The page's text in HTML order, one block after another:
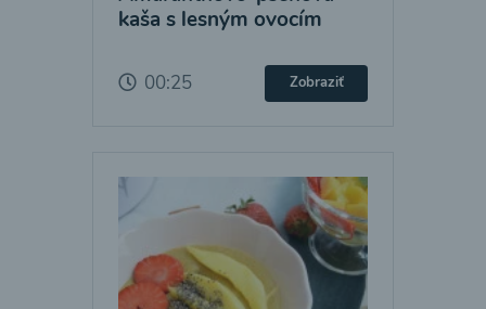
kaša s lesným ovocím
00:25 Zobraziť